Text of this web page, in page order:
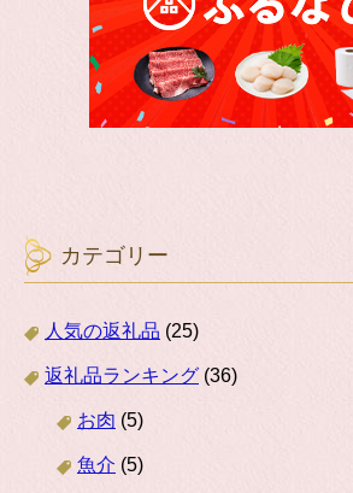
カテゴリー
人気の返礼品 (25)
返礼品ランキング (36)
お肉 (5)
魚介 (5)